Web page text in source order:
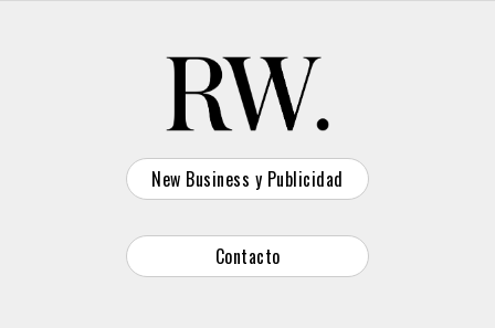
New Business y Publicidad
Contacto